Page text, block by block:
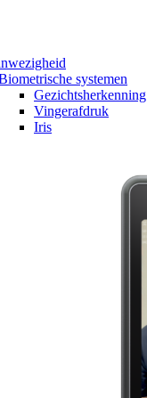
systemen
Gezichtsherkenning
Vingerafdruk
Iris